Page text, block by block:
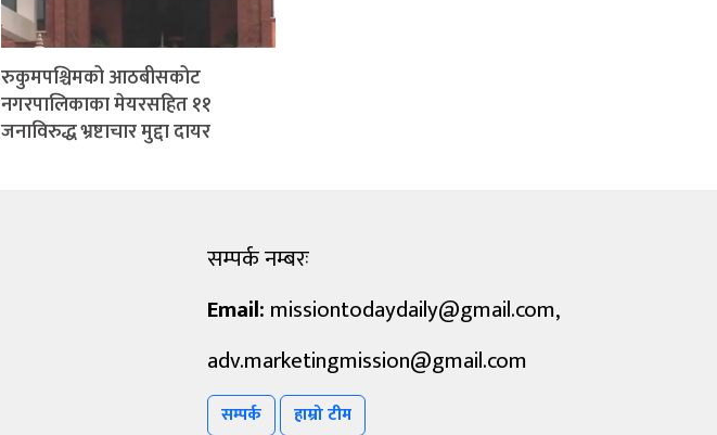
रुकुमपश्चिमको आठबीसकोट
नगरपालिकाका मेयरसहित ११
जनाविरुद्ध भ्रष्टाचार मुद्दा दायर
सम्पर्क नम्बरः
Email: missiontodaydaily@gmail.com,
adv.marketingmission@gmail.com
सम्पर्क हाम्रो टीम